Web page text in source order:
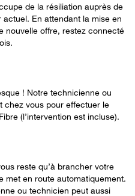
de la résiliation auprès de
actuel. En attendant la mise en
nouvelle offre, restez connecté
! Notre technicienne ou
chez vous pour effectuer le
(l’intervention est incluse).
reste qu’à brancher votre
met en route automatiquement.
ou technicien peut aussi